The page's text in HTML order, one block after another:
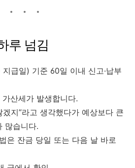
루 넘김
급일) 기준 60일 이내 신고·납부
산세가 발생합니다.
지”라고 생각했다가 예상보다 큰
많습니다.
은 잔금 당일 또는 다음 날 바로